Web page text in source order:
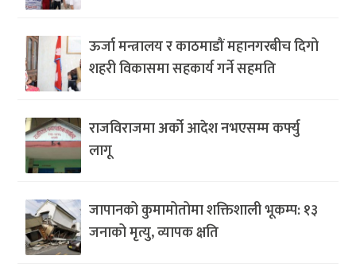
ऊर्जा मन्त्रालय र काठमाडौं महानगरबीच दिगो
शहरी विकासमा सहकार्य गर्ने सहमति
राजविराजमा अर्को आदेश नभएसम्म कर्फ्यु
लागू
जापानको कुमामोतोमा शक्तिशाली भूकम्प: १३
जनाको मृत्यु, व्यापक क्षति